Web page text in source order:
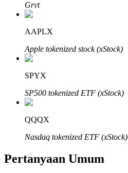
Mitra Bitrue
Hingga 65% Komisi!
Grvt
AAPLX
Apple tokenized stock (xStock)
SPYX
SP500 tokenized ETF (xStock)
QQQX
Nasdaq tokenized ETF (xStock)
Pertanyaan Umum